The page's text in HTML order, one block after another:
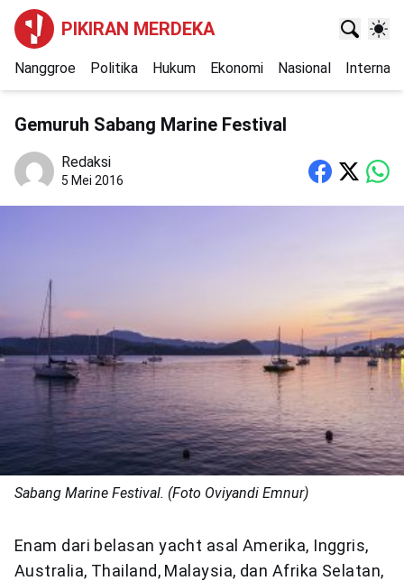
PIKIRAN MERDEKA
Nanggroe Politika Hukum Ekonomi Nasional
Gemuruh Sabang Marine Festival
Redaksi
5 Mei 2016
Sabang Marine Festival. (Foto Oviyandi Emnur)
Enam dari belasan yacht asal Amerika, Inggris,
Australia, Thailand, Malaysia, dan Afrika Selatan,